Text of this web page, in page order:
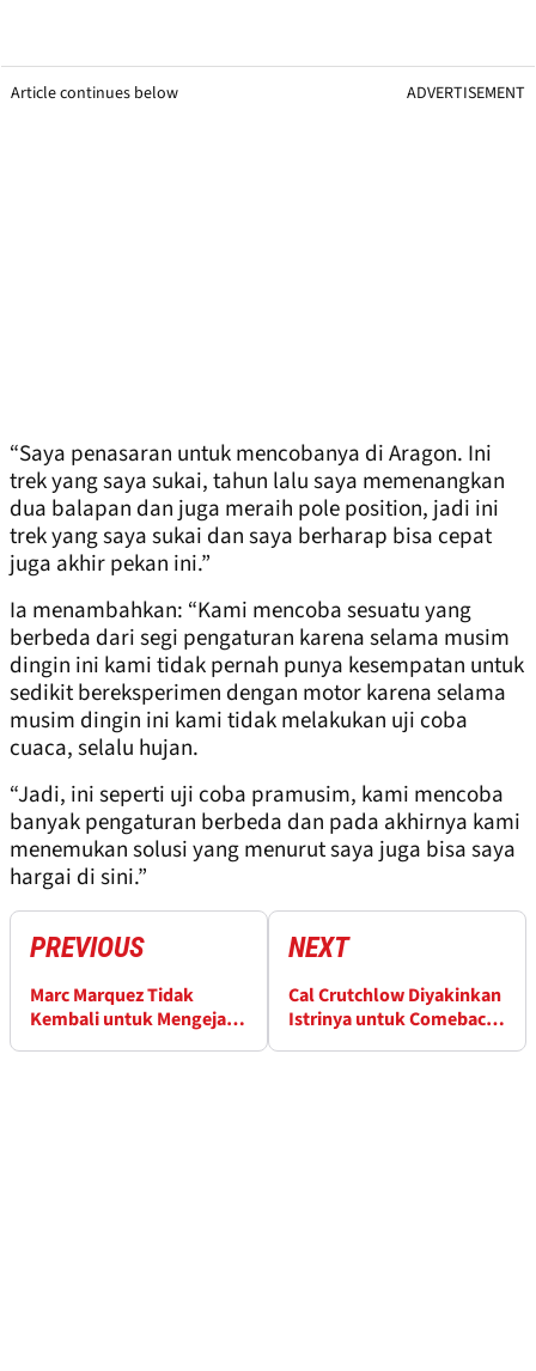
Article continues below ADVERTISEMENT
“Saya penasaran untuk mencobanya di Aragon. Ini
trek yang saya sukai, tahun lalu saya memenangkan
dua balapan dan juga meraih pole position, jadi ini
trek yang saya sukai dan saya berharap bisa cepat
juga akhir pekan ini.”
Ia menambahkan: “Kami mencoba sesuatu yang
berbeda dari segi pengaturan karena selama musim
dingin ini kami tidak pernah punya kesempatan untuk
sedikit bereksperimen dengan motor karena selama
musim dingin ini kami tidak melakukan uji coba
cuaca, selalu hujan.
“Jadi, ini seperti uji coba pramusim, kami mencoba
banyak pengaturan berbeda dan pada akhirnya kami
menemukan solusi yang menurut saya juga bisa saya
hargai di sini.”
PREVIOUS
Marc Marquez Tidak
Kembali untuk Mengejar
NEXT
Cal Crutchlow Diyakinkan
Istrinya untuk Comeback